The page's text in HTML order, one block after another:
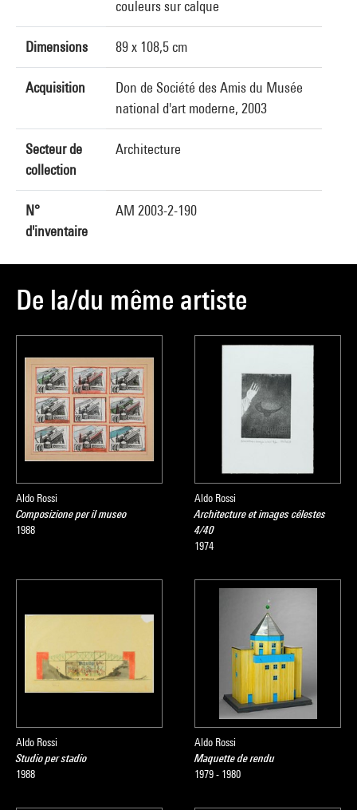
couleurs sur calque
Dimensions 89 x 108,5 cm
Acquisition
Don de Société des Amis du Musée
national d'art moderne, 2003
Secteur de
collection
Architecture
N°
d'inventaire
AM 2003-2-190
De la/du même artiste
Aldo Rossi
Composizione per il museo
1988
Aldo Rossi
Architecture et images célestes
4/40
1974
Aldo Rossi
Studio per stadio
1988
Aldo Rossi
Maquette de rendu
1979 - 1980